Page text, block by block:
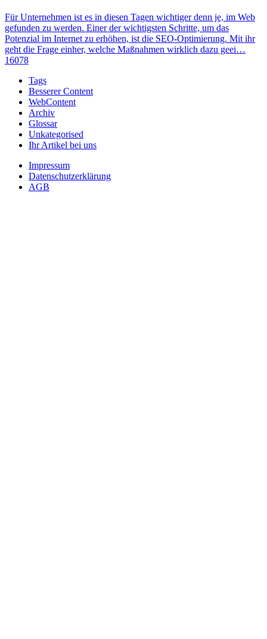
Für Unternehmen ist es in diesen Tagen wichtiger denn je, im Web
gefunden zu werden. Einer der wichtigsten Schritte, um das
Potenzial im Internet zu erhöhen, ist die SEO-Optimierung. Mit ihr
geht die Frage einher, welche Maßnahmen wirklich dazu geei…
16078
Tags
Besserer Content
WebContent
Archiv
Glossar
Unkategorised
Ihr Artikel bei uns
Impressum
Datenschutzerklärung
AGB